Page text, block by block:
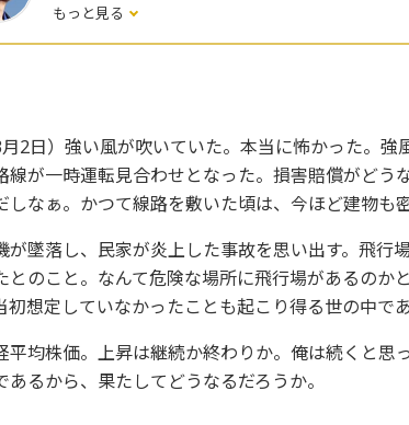
もっと見る
2日）強い風が吹いていた。本当に怖かった。強
線が一時運転見合わせとなった。損害賠償がどう
しなぁ。かつて線路を敷いた頃は、今ほど建物も
が墜落し、民家が炎上した事故を思い出す。飛行
とのこと。なんて危険な場所に飛行場があるのか
初想定していなかったことも起こり得る世の中であ
平均株価。上昇は継続か終わりか。俺は続くと思
あるから、果たしてどうなるだろうか。